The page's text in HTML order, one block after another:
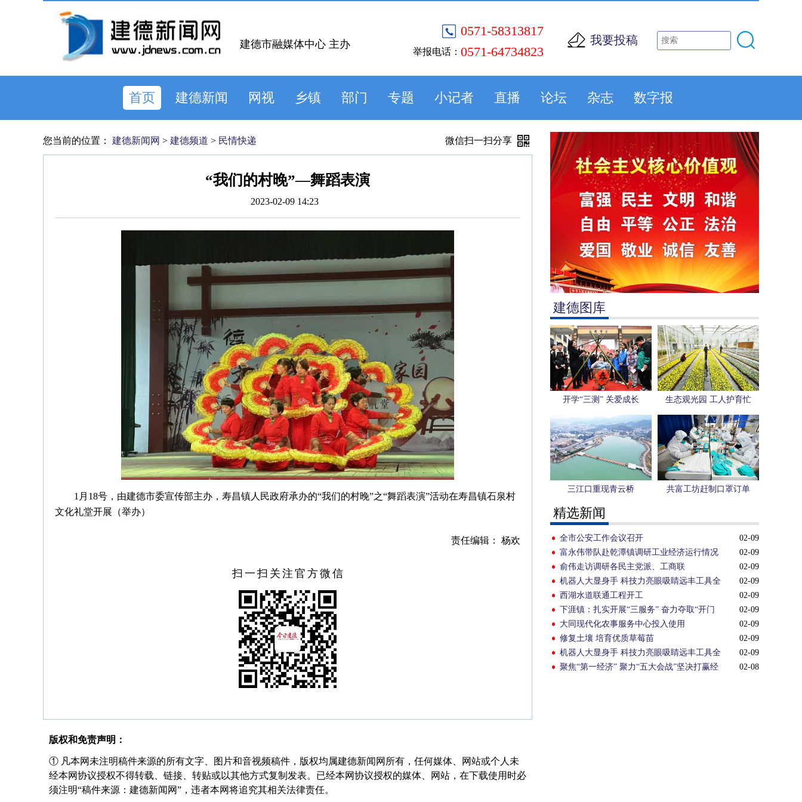
0571-58313817
举报电话： 0571-64734823
我要投稿
建德市融媒体中心 主办
首页 建德新闻 网视 乡镇 部门 专题 小记者 直播 论坛 杂志 数字报
建德图库
开学“三测” 关爱成长 生态观光园 工人护育忙
三江口重现青云桥 共富工坊赶制口罩订单
精选新闻
02-09
全市公安工作会议召开
02-09
富永伟带队赴乾潭镇调研工业经济运行情况
02-09
俞伟走访调研各民主党派、工商联
02-09
机器人大显身手 科技力亮眼吸睛远丰工具全
力奋战“开门红”
02-09
西湖水道联通工程开工
02-09
下涯镇：扎实开展“三服务” 奋力夺取“开门
红”
02-09
大同现代化农事服务中心投入使用
02-09
修复土壤 培育优质草莓苗
02-09
机器人大显身手 科技力亮眼吸睛远丰工具全
力奋战“开门红”
02-08
聚焦“第一经济” 聚力“五大会战”坚决打赢经
您当前的位置： 建德新闻网 > 建德频道 > 民情快递 微信扫一扫分享
“我们的村晚”—舞蹈表演
2023-02-09 14:23
1月18号，由建德市委宣传部主办，寿昌镇人民政府承办的“我们的村晚”之“舞蹈表演”活动在寿昌镇石泉村
文化礼堂开展（举办）
责任编辑： 杨欢
扫一扫关注官方微信
版权和免责声明：
① 凡本网未注明稿件来源的所有文字、图片和音视频稿件，版权均属建德新闻网所有，任何媒体、网站或个人未
经本网协议授权不得转载、链接、转贴或以其他方式复制发表。已经本网协议授权的媒体、网站，在下载使用时必
须注明“稿件来源：建德新闻网”，违者本网将追究其相关法律责任。